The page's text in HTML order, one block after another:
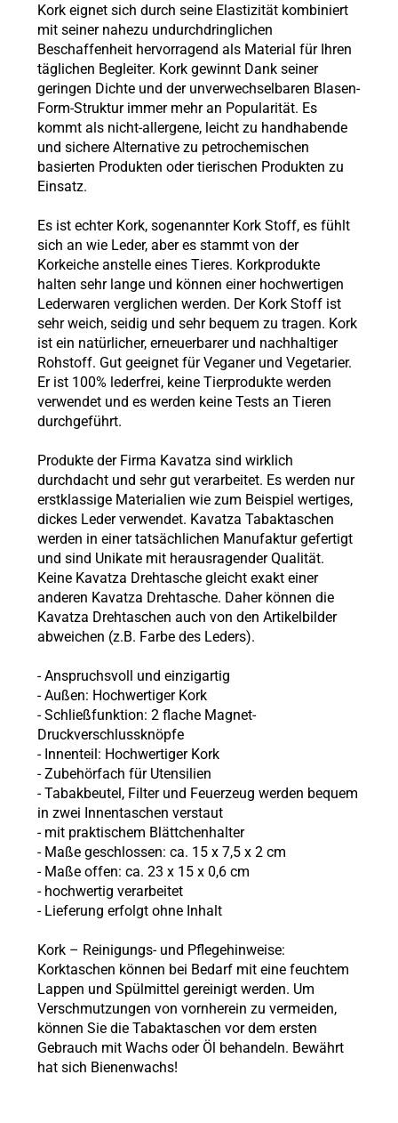
Kork eignet sich durch seine Elastizität kombiniert
mit seiner nahezu undurchdringlichen
Beschaffenheit hervorragend als Material für Ihren
täglichen Begleiter. Kork gewinnt Dank seiner
geringen Dichte und der unverwechselbaren Blasen-
Form-Struktur immer mehr an Popularität. Es
kommt als nicht-allergene, leicht zu handhabende
und sichere Alternative zu petrochemischen
basierten Produkten oder tierischen Produkten zu
Einsatz.
Es ist echter Kork, sogenannter Kork Stoff, es fühlt
sich an wie Leder, aber es stammt von der
Korkeiche anstelle eines Tieres. Korkprodukte
halten sehr lange und können einer hochwertigen
Lederwaren verglichen werden. Der Kork Stoff ist
sehr weich, seidig und sehr bequem zu tragen. Kork
ist ein natürlicher, erneuerbarer und nachhaltiger
Rohstoff. Gut geeignet für Veganer und Vegetarier.
Er ist 100% lederfrei, keine Tierprodukte werden
verwendet und es werden keine Tests an Tieren
durchgeführt.
Produkte der Firma Kavatza sind wirklich
durchdacht und sehr gut verarbeitet. Es werden nur
erstklassige Materialien wie zum Beispiel wertiges,
dickes Leder verwendet. Kavatza Tabaktaschen
werden in einer tatsächlichen Manufaktur gefertigt
und sind Unikate mit herausragender Qualität.
Keine Kavatza Drehtasche gleicht exakt einer
anderen Kavatza Drehtasche. Daher können die
Kavatza Drehtaschen auch von den Artikelbilder
abweichen (z.B. Farbe des Leders).
- Anspruchsvoll und einzigartig
- Außen: Hochwertiger Kork
- Schließfunktion: 2 flache Magnet-
Druckverschlussknöpfe
- Innenteil: Hochwertiger Kork
- Zubehörfach für Utensilien
- Tabakbeutel, Filter und Feuerzeug werden bequem
in zwei Innentaschen verstaut
- mit praktischem Blättchenhalter
- Maße geschlossen: ca. 15 x 7,5 x 2 cm
- Maße offen: ca. 23 x 15 x 0,6 cm
- hochwertig verarbeitet
- Lieferung erfolgt ohne Inhalt
Kork – Reinigungs- und Pflegehinweise:
Korktaschen können bei Bedarf mit eine feuchtem
Lappen und Spülmittel gereinigt werden. Um
Verschmutzungen von vornherein zu vermeiden,
können Sie die Tabaktaschen vor dem ersten
Gebrauch mit Wachs oder Öl behandeln. Bewährt
hat sich Bienenwachs!